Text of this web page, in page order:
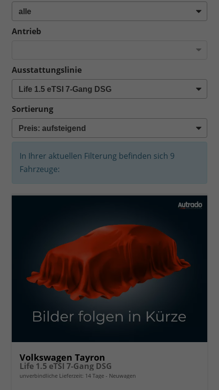
Antrieb
Ausstattungslinie
Sortierung
In Ihrer aktuellen Filterung befinden sich 9
Fahrzeuge:
Volkswagen Tayron
Life 1.5 eTSI 7-Gang DSG
unverbindliche Lieferzeit: 14 Tage Neuwagen